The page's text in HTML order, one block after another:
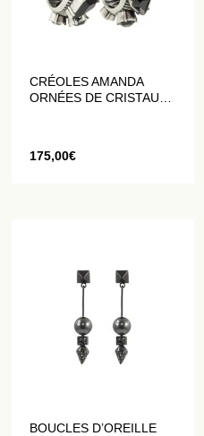
CRÉOLES AMANDA
ORNÉES DE CRISTAUX
175,00€
BOUCLES D’OREILLE